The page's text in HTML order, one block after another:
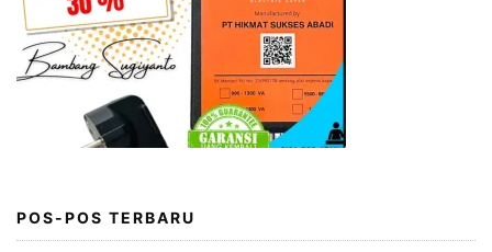
POS-POS TERBARU